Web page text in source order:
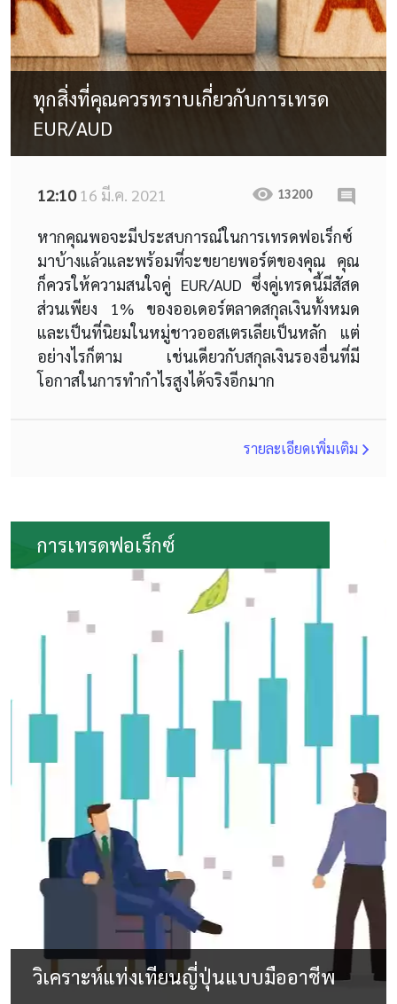
ทุกสิ่งที่คุณควรทราบเกี่ยวกับการเทรด
EUR/AUD
12:1016 มี.ค. 2021 13200
หากคุณพอจะมีประสบการณ์ในการเทรดฟอเร็กซ์
มาบ้างแล้วและพร้อมที่จะขยายพอร์ตของคุณ คุณ
ก็ควรให้ความสนใจคู่ EUR/AUD ซึ่งคู่เทรดนี้มีสัสด
ส่วนเพียง 1% ของออเดอร์ตลาดสกุลเงินทั้งหมด
และเป็นที่นิยมในหมู่ชาวออสเตรเลียเป็นหลัก แต่
อย่างไรก็ตาม เช่นเดียวกับสกุลเงินรองอื่นที่มี
โอกาสในการทำกำไรสูงได้จริงอีกมาก
รายละเอียดเพิ่มเติม
การเทรดฟอเร็กซ์
วิเคราะห์แท่งเทียนญี่ปุ่นแบบมืออาชีพ